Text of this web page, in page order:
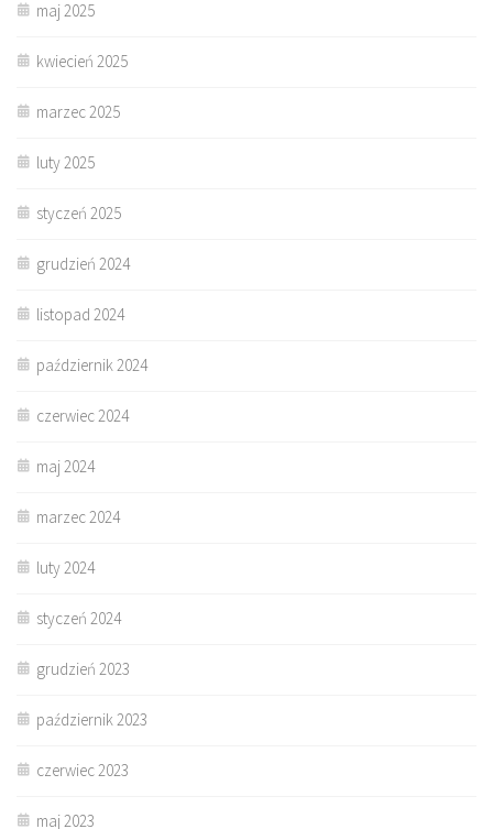
maj 2025
kwiecień 2025
marzec 2025
luty 2025
styczeń 2025
grudzień 2024
listopad 2024
październik 2024
czerwiec 2024
maj 2024
marzec 2024
luty 2024
styczeń 2024
grudzień 2023
październik 2023
czerwiec 2023
maj 2023